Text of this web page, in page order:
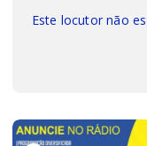
Este locutor não